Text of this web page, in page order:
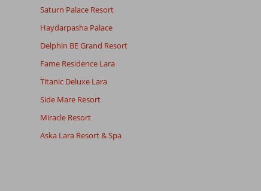
Saturn Palace Resort
Haydarpasha Palace
Delphin BE Grand Resort
Fame Residence Lara
Titanic Deluxe Lara
Side Mare Resort
Miracle Resort
Aska Lara Resort & Spa